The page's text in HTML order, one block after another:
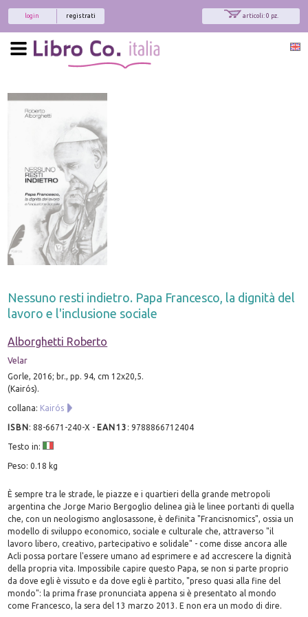
articoli: 0 pz.
registrati
login
Nessuno resti indietro. Papa Francesco, la dignità del
lavoro e l'inclusione sociale
Alborghetti Roberto
Velar
Gorle, 2016; br., pp. 94, cm 12x20,5.
(Kairós).
collana: Kairós
ISBN:88-6671-240-X - EAN13 :9788866712404
Testo in:
Peso: 0.18 kg
È sempre tra le strade, le piazze e i quartieri della grande metropoli
argentina che Jorge Mario Bergoglio delinea già le linee portanti di quella
che, con un neologismo anglosassone, è definita "Francisnomics", ossia un
modello di sviluppo economico, sociale e culturale che, attraverso "il
lavoro libero, creativo, partecipativo e solidale" - come disse ancora alle
Acli possa portare l'essere umano ad esprimere e ad accrescere la dignità
della propria vita. Impossibile capire questo Papa, se non si parte proprio
da dove egli è vissuto e da dove egli è partito, "preso quasi alla fine del
mondo": la prima frase pronunciata appena si è presentato al mondo
come Francesco, la sera del 13 marzo 2013. E non era un modo di dire.